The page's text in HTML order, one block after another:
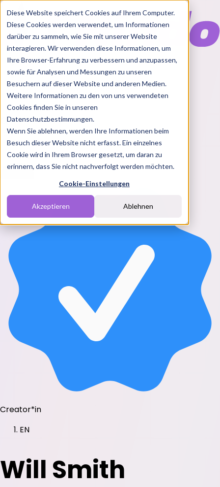
Diese Website speichert Cookies auf Ihrem Computer.
Diese Cookies werden verwendet, um Informationen
darüber zu sammeln, wie Sie mit unserer Website
interagieren. Wir verwenden diese Informationen, um
Ihre Browser-Erfahrung zu verbessern und anzupassen,
sowie für Analysen und Messungen zu unseren
Besuchern auf dieser Website und anderen Medien.
Weitere Informationen zu den von uns verwendeten
Cookies finden Sie in unseren
Datenschutzbestimmungen.
Wenn Sie ablehnen, werden Ihre Informationen beim
Besuch dieser Website nicht erfasst. Ein einzelnes
Cookie wird in Ihrem Browser gesetzt, um daran zu
erinnern, dass Sie nicht nachverfolgt werden möchten.
Cookie-Einstellungen
Akzeptieren Ablehnen
Features
Solutions
BlogChartsRabatt CodesPakete
Login
Creator*in
EN
Will Smith